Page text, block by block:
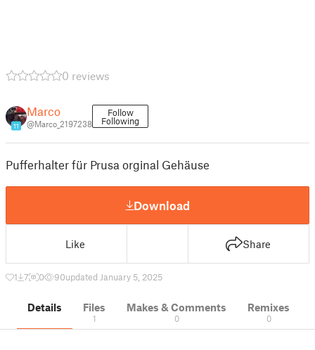
0 reviews
11
Marco
@Marco_2197238
Follow
Following
Pufferhalter für Prusa orginal Gehäuse
Download
Like Share
1 7 0 90updated January 5, 2025
Details Files
1
Makes & Comments
0
Remixes
0